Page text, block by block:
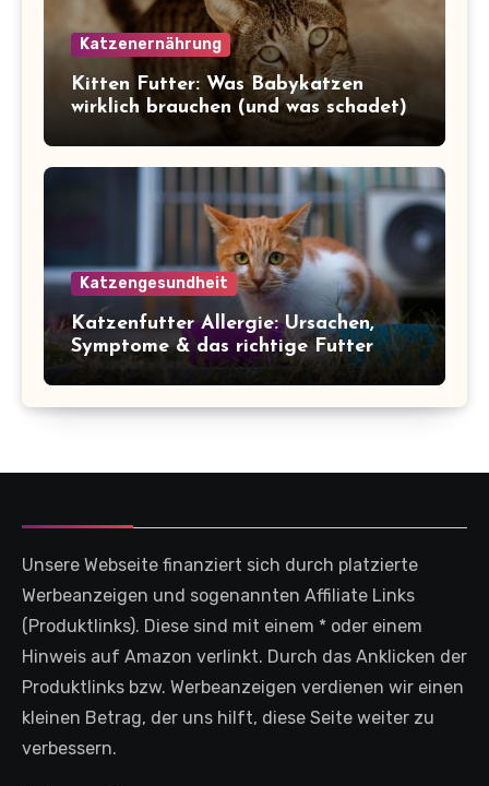
Katzenernährung
Kitten Futter: Was Babykatzen
wirklich brauchen (und was schadet)
Katzengesundheit
Katzenfutter Allergie: Ursachen,
Symptome & das richtige Futter
Unsere Webseite finanziert sich durch platzierte
Werbeanzeigen und sogenannten Affiliate Links
(Produktlinks). Diese sind mit einem * oder einem
Hinweis auf Amazon verlinkt. Durch das Anklicken der
Produktlinks bzw. Werbeanzeigen verdienen wir einen
kleinen Betrag, der uns hilft, diese Seite weiter zu
verbessern.